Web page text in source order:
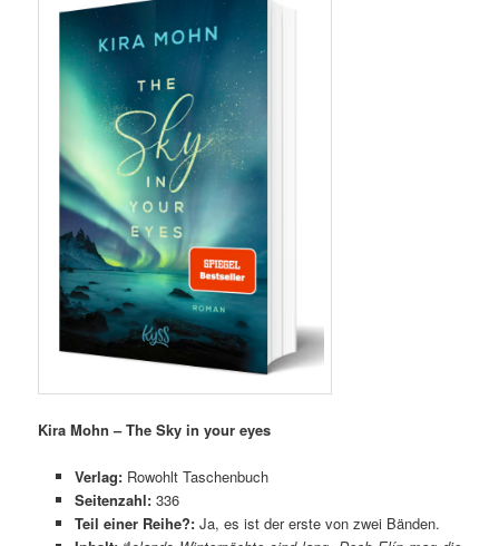
Kira Mohn – The Sky in your eyes
Verlag:Rowohlt Taschenbuch
Seitenzahl: 336
Teil einer Reihe?: Ja, es ist der erste von zwei Bänden.